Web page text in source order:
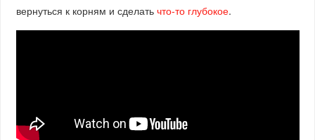
вернуться к корням и сделатьчто-то глубокое.